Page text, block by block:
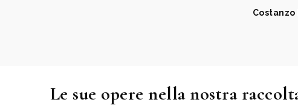
- FondazioneLe sue opere nella nostra